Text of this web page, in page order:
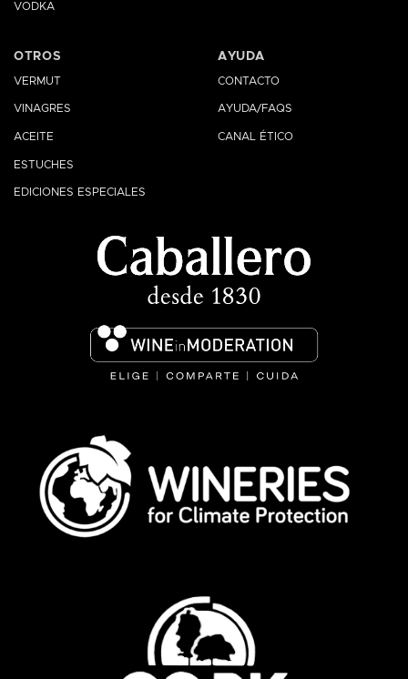
VODKA
OTROS
VERMUT
VINAGRES
ACEITE
ESTUCHES
EDICIONES ESPECIALES
AYUDA
CONTACTO
AYUDA/FAQS
CANAL ÉTICO